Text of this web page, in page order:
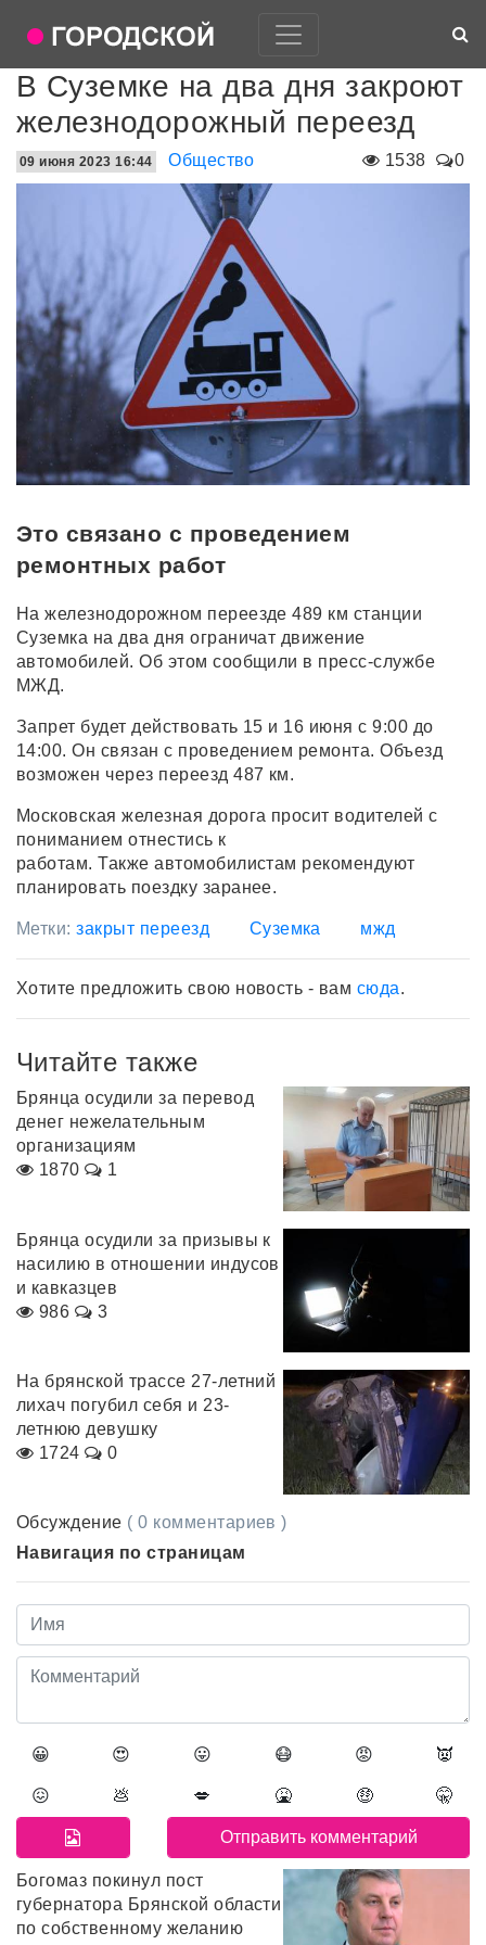
В Суземке на два дня закроют
железнодорожный переезд
1538 0
09 июня 2023 16:44 Общество
Это связано с проведением
ремонтных работ
На железнодорожном переезде 489 км станции
Суземка на два дня ограничат движение
автомобилей. Об этом сообщили в пресс-службе
МЖД.
Запрет будет действовать 15 и 16 июня с 9:00 до
14:00. Он связан с проведением ремонта. Объезд
возможен через переезд 487 км.
Московская железная дорога просит водителей с
пониманием отнестись к
работам. Также автомобилистам рекомендуют
планировать поездку заранее.
Метки:закрыт переезд Суземка мжд
Хотите предложить свою новость - вам сюда.
Читайте также
Брянца осудили за перевод
денег нежелательным
организациям
1870
1
Брянца осудили за призывы к
насилию в отношении индусов
и кавказцев
986
3
На брянской трассе 27-летний
лихач погубил себя и 23-
летнюю девушку
1724
0
Обсуждение ( 0 комментариев )
Навигация по страницам
😀 😍 😛 😷 😡 👿
😖 💩 💋 🤮 🤑 🤫
Богомаз покинул пост
губернатора Брянской области
по собственному желанию